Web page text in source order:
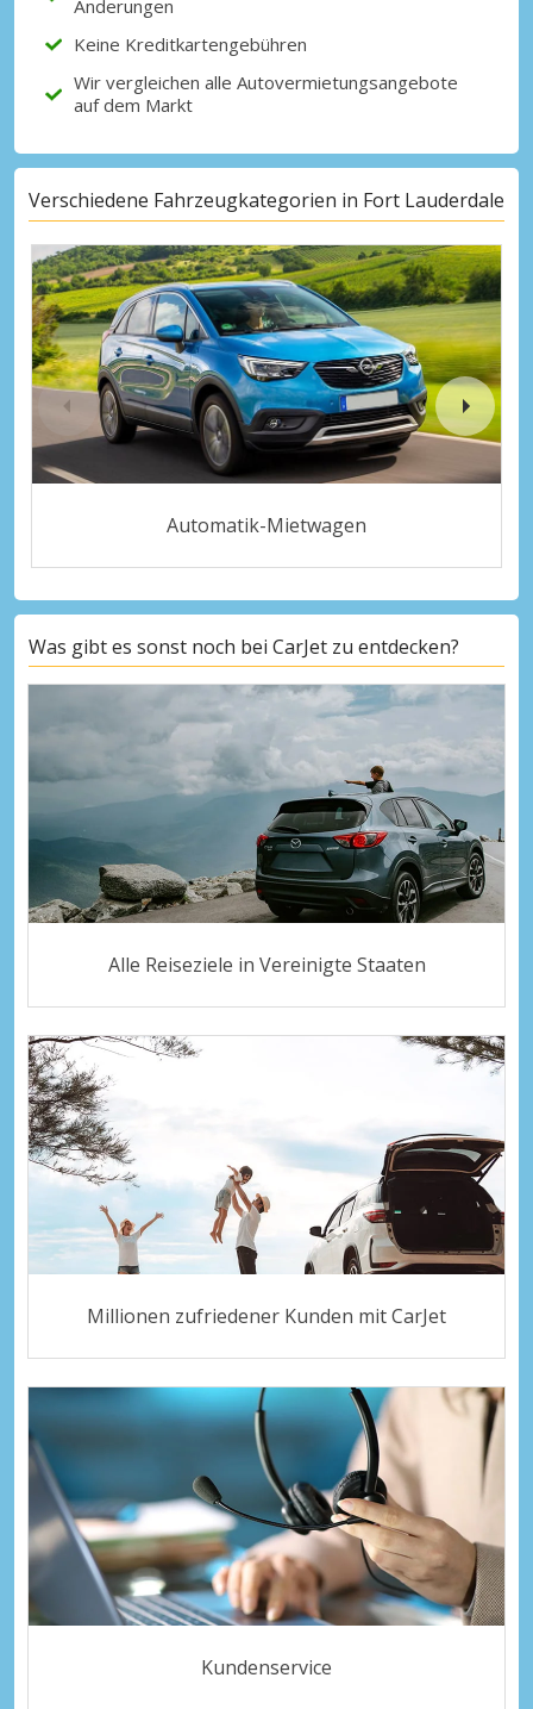
Änderungen
Keine Kreditkartengebühren
Wir vergleichen alle Autovermietungsangebote
auf dem Markt
Verschiedene Fahrzeugkategorien in Fort Lauderdale
Automatik-Mietwagen
Was gibt es sonst noch bei CarJet zu entdecken?
Alle Reiseziele in Vereinigte Staaten
Millionen zufriedener Kunden mit CarJet
Kundenservice